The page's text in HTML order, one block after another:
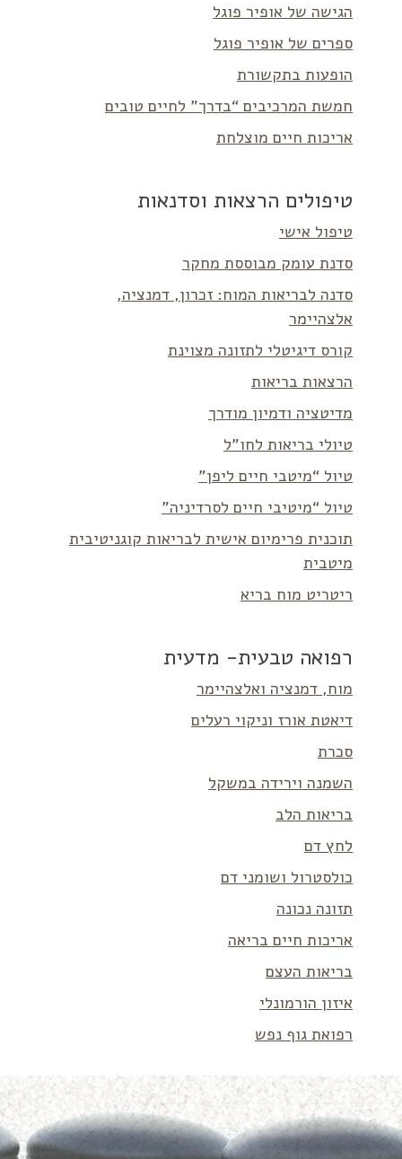
הגישה של אופיר פוגל
ספרים של אופיר פוגל
הופעות בתקשורת
חמשת המרכיבים “בדרך” לחיים טובים
אריכות חיים מוצלחת
טיפולים הרצאות וסדנאות
טיפול אישי
סדנת עומק מבוססת מחקר
סדנה לבריאות המוח: זכרון, דמנציה,
אלצהיימר
קורס דיגיטלי לתזונה מצוינת
הרצאות בריאות
מדיטציה ודמיון מודרך
טיולי בריאות לחו”ל
טיול “מיטבי חיים ליפן”
טיול “מיטיבי חיים לסרדיניה”
תוכנית פרימיום אישית לבריאות קוגניטיבית
מיטבית
ריטריט מוח בריא
רפואה טבעית- מדעית
מוח, דמנציה ואלצהיימר
דיאטת אורז וניקוי רעלים
סכרת
השמנה וירידה במשקל
בריאות הלב
לחץ דם
כולסטרול ושומני דם
תזונה נכונה
אריכות חיים בריאה
בריאות העצם
איזון הורמונלי
רפואת גוף נפש